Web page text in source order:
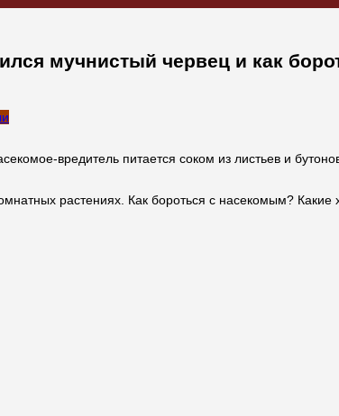
мучнистый червец и как
вредитель питается соком из листьев и
растениях. Как бороться с насекомым?